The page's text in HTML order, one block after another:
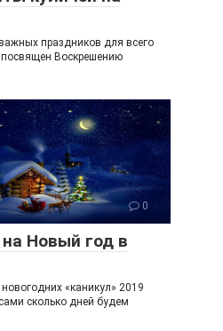
праздников для всего
Воскрешению
0
Новый год в
«каникул» 2019
сколько дней будем